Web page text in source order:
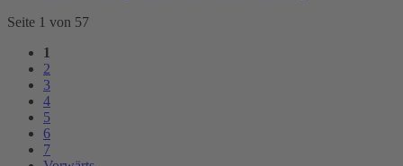
Seite 1 von 57
1
2
3
4
5
6
7